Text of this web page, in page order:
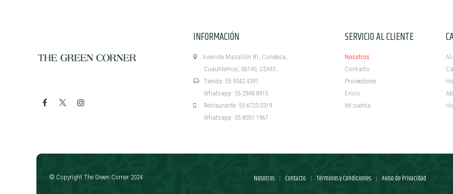
INFORMACIÓN
Avenida Mazatlán 81, Condesa,
Cuauhtémoc, 06140, CDMX.
Tienda: 55 9342 4391
Whatsapp: 55 2948 8915
Restaurante: 55 6723 0319
Whatsapp: 55 8051 1967
SERVICIO AL CLIENTE
Nosotros
Contacto
Proveedores
Envío
Mi cuenta ​
Nosotros | Contacto | Términos y Condiciones | Aviso de Privacidad
© Copyright The Green Corner 2024